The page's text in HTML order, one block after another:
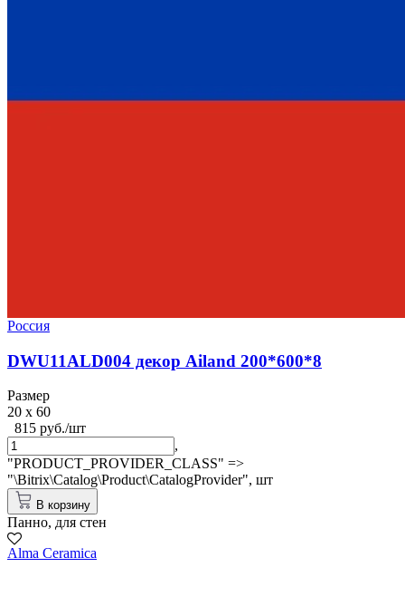
Россия
DWU11ALD004 декор Ailand 200*600*8
Размер
20 x 60
815 руб./шт
,
"PRODUCT_PROVIDER_CLASS" =>
"\Bitrix\Catalog\Product\CatalogProvider", шт
В корзину
Панно, для стен
Alma Ceramica